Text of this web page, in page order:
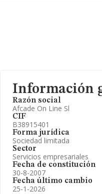
Información
Razón social
Afcade On Line Sl
CIF
B38915401
Forma jurídica
Sociedad limitada
Sector
Servicios empresariales
Fecha de constitución
30-8-2007
Fecha último cambio
25-1-2026